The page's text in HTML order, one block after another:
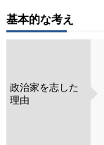
基本的な考え
政治家を志した
理由